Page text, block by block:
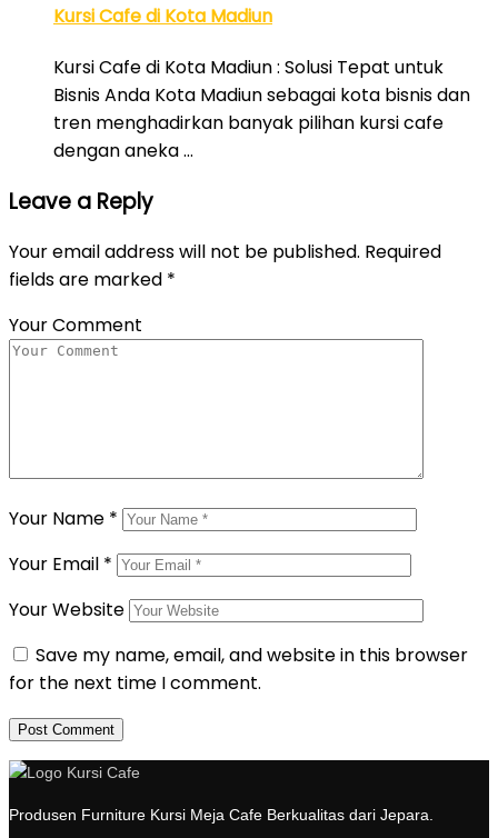
Kursi Cafe di Kota Madiun
Kursi Cafe di Kota Madiun : Solusi Tepat untuk
Bisnis Anda Kota Madiun sebagai kota bisnis dan
tren menghadirkan banyak pilihan kursi cafe
dengan aneka …
Leave a Reply
Your email address will not be published. Required
fields are marked *
Your Comment
Your Name *
Your Email *
Your Website
Save my name, email, and website in this browser
for the next time I comment.
Produsen Furniture Kursi Meja Cafe Berkualitas dari Jepara.